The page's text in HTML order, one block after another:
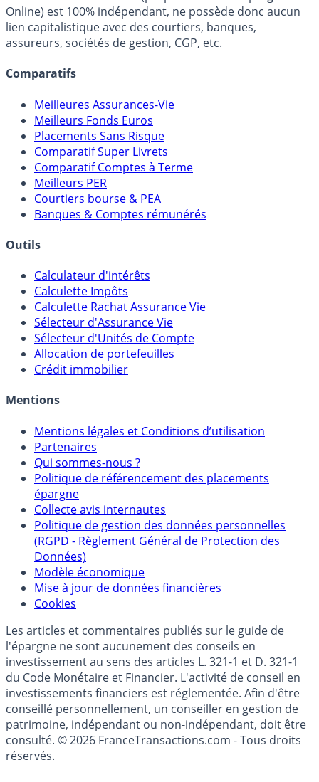
FranceTransactions.com (propriété de Mon Epargne
Online) est 100% indépendant, ne possède donc aucun
lien capitalistique avec des courtiers, banques,
Meilleures Assurances-Vie
Meilleurs Fonds Euros
Placements Sans Risque
Comparatif Super Livrets
Comparatif Comptes à Terme
Meilleurs PER
Courtiers bourse & PEA
Calculateur d'intérêts
Calculette Impôts
Calculette Rachat Assurance Vie
Sélecteur d'Assurance Vie
Sélecteur d'Unités de Compte
Allocation de portefeuilles
Mentions légales et Conditions d’utilisation
Partenaires
Qui sommes-nous ?
Politique de référencement des placements
épargne
Collecte avis internautes
Politique de gestion des données personnelles
(RGPD - Règlement Général de Protection des
Données)
Modèle économique
Mise à jour de données financières
Cookies
Les articles et commentaires publiés sur le guide de
l'épargne ne sont aucunement des conseils en
investissement au sens des articles L. 321-1 et D. 321-1
du Code Monétaire et Financier. L'activité de conseil en
investissements financiers est réglementée. Afin d'être
conseillé personnellement, un conseiller en gestion de
patrimoine, indépendant ou non-indépendant, doit être
consulté. © 2026 FranceTransactions.com - Tous droits